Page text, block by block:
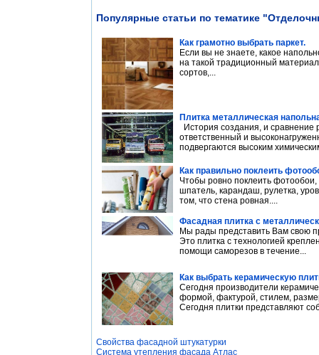
Популярные статьи по тематике
Как грамотно выбрать паркет.
Если вы не знаете, какое
на такой традиционный
сортов,...
Плитка металлическая
История создания, и
ответственный и
подвергаются высоким
Как правильно поклеить
Чтобы ровно поклеить
шпатель, карандаш, рулетка,
том, что стена ровная....
Фасадная плитка с
Мы рады представить Вам свою
Это плитка с технологией
помощи саморезов в течение...
Как выбрать керамическую
Сегодня производители
формой, фактурой, стилем,
Сегодня плитки представляют
Свойства фасадной штукатурки
Система утепления фасада Атлас